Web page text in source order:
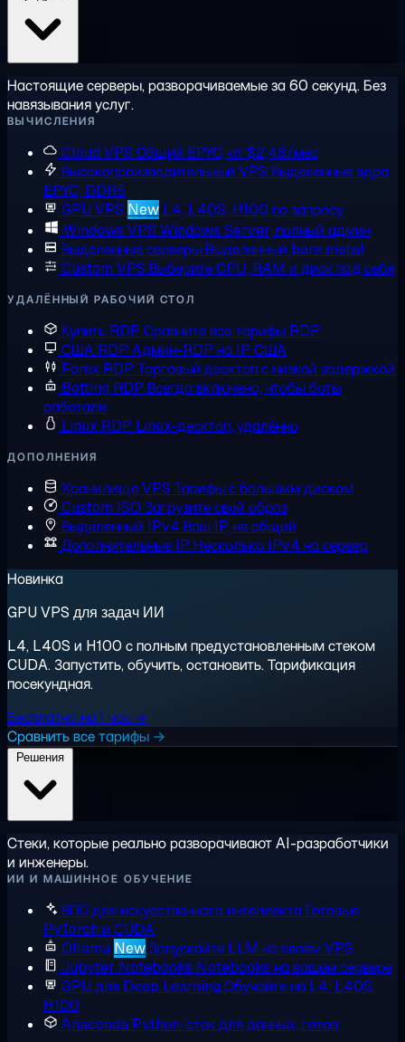
Настоящие серверы, разворачиваемые за 60 секунд. Без
навязывания услуг.
ВЫЧИСЛЕНИЯ
Cloud VPS Общий EPYC, от $2,48/мес
Высокопроизводительный VPS Выделенные ядра
EPYC, DDR5
GPU VPS New L4, L40S, H100 по запросу
Windows VPS Windows Server, полный админ
Выделенные серверыВыделенный bare metal
Custom VPS Выберите CPU, RAM и диск под себя
УДАЛЁННЫЙ РАБОЧИЙ СТОЛ
Купить RDP Сравните все тарифы RDP
США RDP Админ-RDP на IP США
Forex RDP Торговый десктоп с низкой задержкой
Botting RDP Всегда включено, чтобы боты
работали
Linux RDP Linux-десктоп, удалённо
ДОПОЛНЕНИЯ
Хранилище VPS Тарифы с большим диском
Custom ISO Загрузите свой образ
Выделенный IPv4 Ваш IP, не общий
Дополнительные IP Несколько IPv4 на сервер
Новинка
GPU VPS для задач ИИ
L4, L40S и H100 с полным предустановленным стеком
CUDA. Запустить, обучить, остановить. Тарификация
посекундная.
Бесплатно на 1 час →
Сравнить все тарифы →
Стеки, которые реально разворачивают AI-разработчики
и инженеры.
ИИ И МАШИННОЕ ОБУЧЕНИЕ
ВПС для искусственного интеллектаГотовые
PyTorch и CUDA
Ollama NewЗапускайте LLM на своём VPS
Jupyter Notebooks Notebooks на вашем сервере
GPU для Deep Learning Обучайте на L4, L40S,
H100
Anaconda Python-стек для данных, готов